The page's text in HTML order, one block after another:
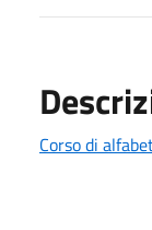
Corso di